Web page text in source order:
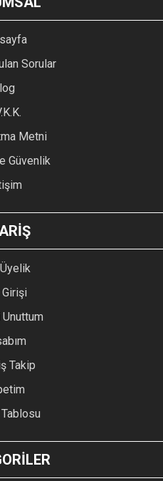
YAZ
veya görüntülenemiyor.
bulunuyor.
pahalı.
Sorular
Metni
Güvenlik
Takip